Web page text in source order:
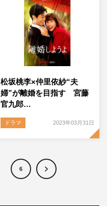
松坂桃李×仲里依紗“夫
婦”が離婚を目指す 宮藤
官九郎…
ドラマ 2023年03月31日
6